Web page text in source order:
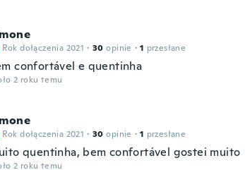
Rok dołączenia 2021 · 30 opinie · 1 przesłane
confortável e quentinha
2 roku temu
Rok dołączenia 2021 · 30 opinie · 1 przesłane
quentinha, bem confortável gostei muito
2 roku temu